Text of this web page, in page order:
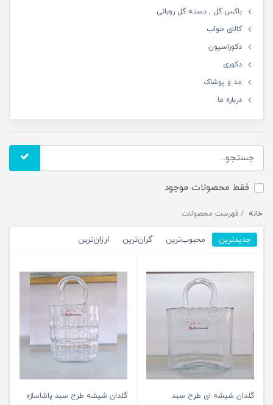
باکس گل , دسته گل روبانی
کالای خواب
دکوراسیون
دکوری
مد و پوشاک
درباره ما
فقط محصولات موجود
خانه فهرست محصولات
جدیدترین محبوب‌ترین گران‌ترین ارزان‌ترین
گلدان شیشه ای طرح سبد
گلدان شیشه طرح سبد پاشاسازه